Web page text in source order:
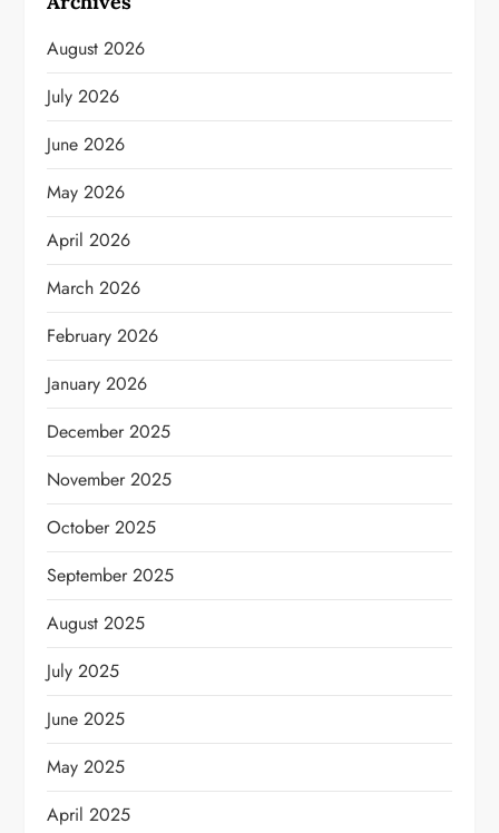
August 2026
July 2026
June 2026
May 2026
April 2026
March 2026
February 2026
January 2026
December 2025
November 2025
October 2025
September 2025
August 2025
July 2025
June 2025
May 2025
April 2025